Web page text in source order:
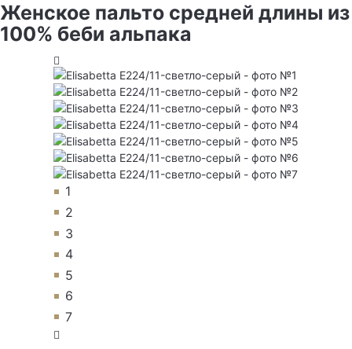
Женское пальто средней длины из
100% беби альпака
1
2
3
4
5
6
7